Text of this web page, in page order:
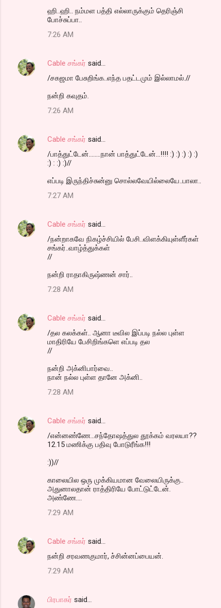
ஹி..ஹி.. நம்மள பத்தி எல்லாருக்கும் தெரிஞ்சி
போச்சுப்பா..
7:26 AM
Cable சங்கர் said…
/சகஜமா பேசுறிங்க..எந்த பதட்டமும் இல்லாமல்.//
நன்றி கவுதம்.
7:26 AM
Cable சங்கர் said…
/பாத்துட்டேன்........நான் பாத்துட்டேன்...!!!! :) :) :) :) :)
:) : :) :)//
எப்படி இருந்திச்சுன்னு சொல்லவேயில்லையே..பாலா..
7:27 AM
Cable சங்கர் said…
/நன்றாகவே நிகழ்ச்சியில் பேசி..விளக்கியுள்ளீர்கள்
சங்கர்..வாழ்த்துக்கள்
//
நன்றி ராதாகிருஷ்ணன் சார்..
7:28 AM
Cable சங்கர் said…
/தல கலக்கள்.. ஆனா டீவில இப்படி நல்ல புள்ள
மாதிரியே பேசிறிங்களெ எப்படி தல
//
நன்றி அக்னிபார்வை..
நான் நல்ல புள்ள தானே அக்னி..
7:28 AM
Cable சங்கர் said…
/என்னண்ணே...சந்தோஷத்துல தூக்கம் வரலயா??
12.15 மணிக்கு பதிவு போடுரீங்க!!!
:))//
காலையில ஒரு முக்கியமான வேலையிருக்கு..
அதுனாலதான் ராத்திரியே போட்டுட்டேன்.
அண்ணே....
7:29 AM
Cable சங்கர் said…
நன்றி சரவணகுமார், ச்சின்னப்பையன்.
7:29 AM
பிரபாகர் said…